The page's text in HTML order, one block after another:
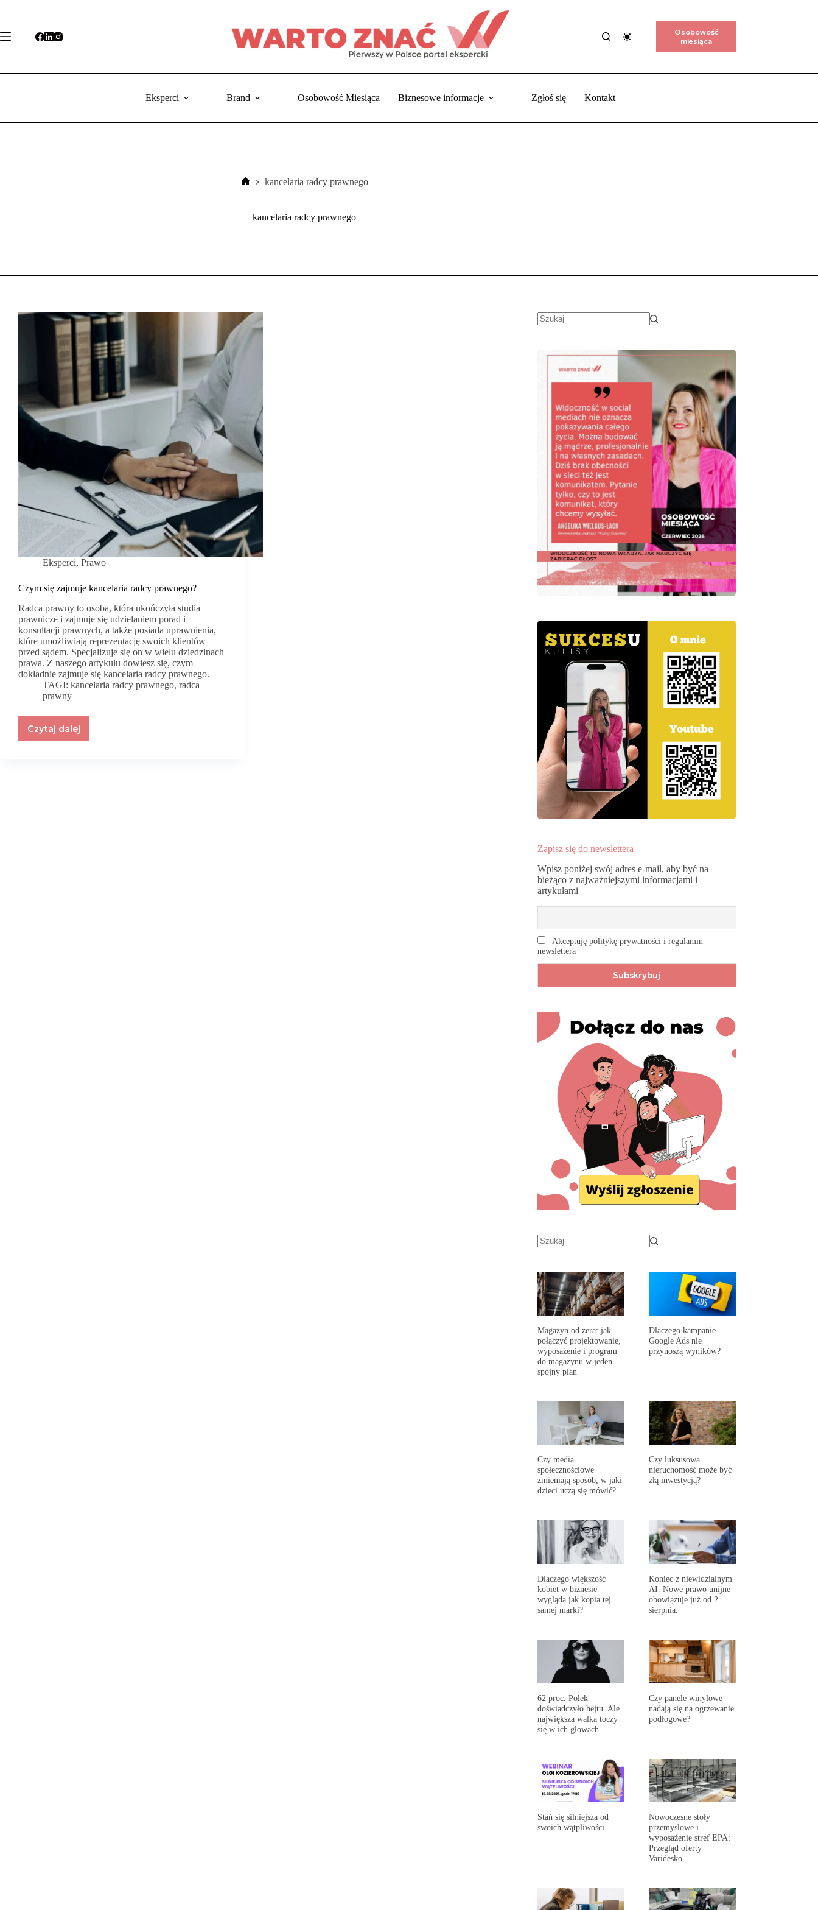
Osobowość
miesiąca
Eksperci Brand Osobowość Miesiąca Biznesowe informacje Zgłoś się Kontakt
kancelaria radcy prawnego
kancelaria radcy prawnego
Eksperci, Prawo
Czym się zajmuje kancelaria radcy prawnego?
Radca prawny to osoba, która ukończyła studia
prawnicze i zajmuje się udzielaniem porad i
konsultacji prawnych, a także posiada uprawnienia,
które umożliwiają reprezentację swoich klientów
przed sądem. Specjalizuje się on w wielu dziedzinach
prawa. Z naszego artykułu dowiesz się, czym
dokładnie zajmuje się kancelaria radcy prawnego.
TAGI: kancelaria radcy prawnego,radca
prawny
Czytaj dalej
Czym
Zapisz się do newslettera
Wpisz poniżej swój adres e-mail, aby być na
bieżąco z najważniejszymi informacjami i
artykułami
Akceptuję politykę prywatności i regulamin
newslettera
Magazyn od zera: jak
połączyć projektowanie,
wyposażenie i program
do magazynu w jeden
spójny plan
Dlaczego kampanie
Google Ads nie
przynoszą wyników?
Czy media
społecznościowe
zmieniają sposób, w jaki
dzieci uczą się mówić?
Czy luksusowa
nieruchomość może być
złą inwestycją?
Dlaczego większość
kobiet w biznesie
wygląda jak kopia tej
samej marki?
Koniec z niewidzialnym
AI. Nowe prawo unijne
obowiązuje już od 2
sierpnia.
62 proc. Polek
doświadczyło hejtu. Ale
największa walka toczy
się w ich głowach
Czy panele winylowe
nadają się na ogrzewanie
podłogowe?
Stań się silniejsza od
swoich wątpliwości
Nowoczesne stoły
przemysłowe i
wyposażenie stref EPA:
Przegląd oferty
Varidesko